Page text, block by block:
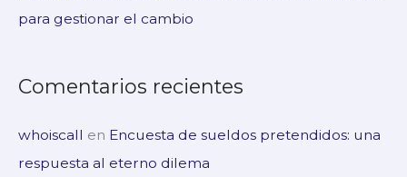
para gestionar el cambio
Comentarios recientes
whoiscall en Encuesta de sueldos pretendidos: una
respuesta al eterno dilema